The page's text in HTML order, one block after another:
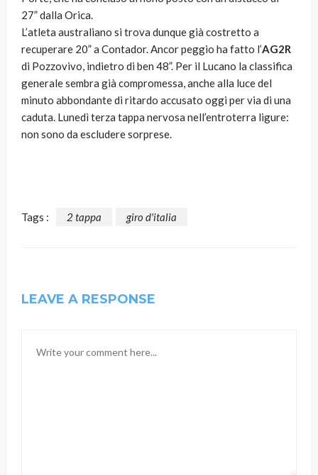
27” dalla Orica.
L’atleta australiano si trova dunque già costretto a
recuperare 20” a Contador. Ancor peggio ha fatto l’AG2R
di Pozzovivo, indietro di ben 48”. Per il Lucano la classifica
generale sembra già compromessa, anche alla luce del
minuto abbondante di ritardo accusato oggi per via di una
caduta. Lunedì terza tappa nervosa nell’entroterra ligure:
non sono da escludere sorprese.
Tags : 2 tappa giro d'italia
LEAVE A RESPONSE